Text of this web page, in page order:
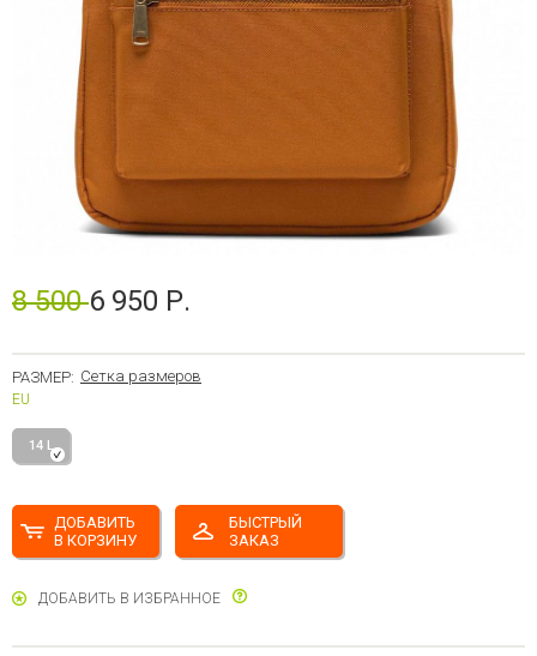
8 5006 950 Р.
РАЗМЕР: Сетка размеров
EU
14 L
ДОБАВИТЬ
В КОРЗИНУ
БЫСТРЫЙ
ЗАКАЗ
ДОБАВИТЬ В ИЗБРАННОЕ